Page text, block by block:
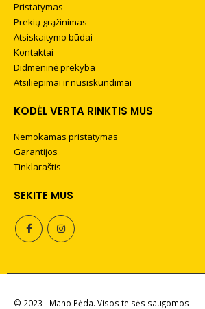
Pristatymas
Prekių grąžinimas
Atsiskaitymo būdai
Kontaktai
Didmeninė prekyba
Atsiliepimai ir nusiskundimai
KODĖL VERTA RINKTIS MUS
Nemokamas pristatymas
Garantijos
Tinklaraštis
SEKITE MUS
© 2023 - Mano Pėda. Visos teisės saugomos